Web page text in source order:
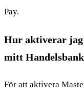
Pay.
Hur aktiverar jag
mitt
För att aktivera